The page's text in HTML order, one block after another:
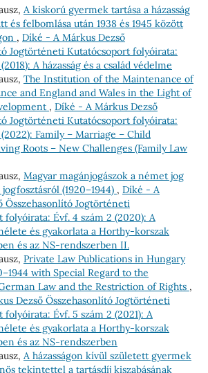
A kiskorú gyermek tartása a házasság
és felbomlása után 1938 és 1945 között
, Díké - A Márkus Dezső
Jogtörténeti Kutatócsoport folyóirata:
A házasság és a család védelme
The Institution of the Maintenance of
and England and Wales in the Light of
, Díké - A Márkus Dezső
Jogtörténeti Kutatócsoport folyóirata:
Family – Marriage – Child
Roots – New Challenges (Family Law
Magyar magánjogászok a német jog
(1920–1944) , Díké - A
Összehasonlító Jogtörténeti
folyóirata: Évf. 4 szám 2 (2020): A
és gyakorlata a Horthy-korszak
és az NS-rendszerben II.
Private Law Publications in Hungary
with Special Regard to the
Law and the Restriction of Rights ,
Dezső Összehasonlító Jogtörténeti
folyóirata: Évf. 5 szám 2 (2021): A
és gyakorlata a Horthy-korszak
és az NS-rendszerben
A házasságon kívül született gyermek
tekintettel a tartásdíj kiszabásának